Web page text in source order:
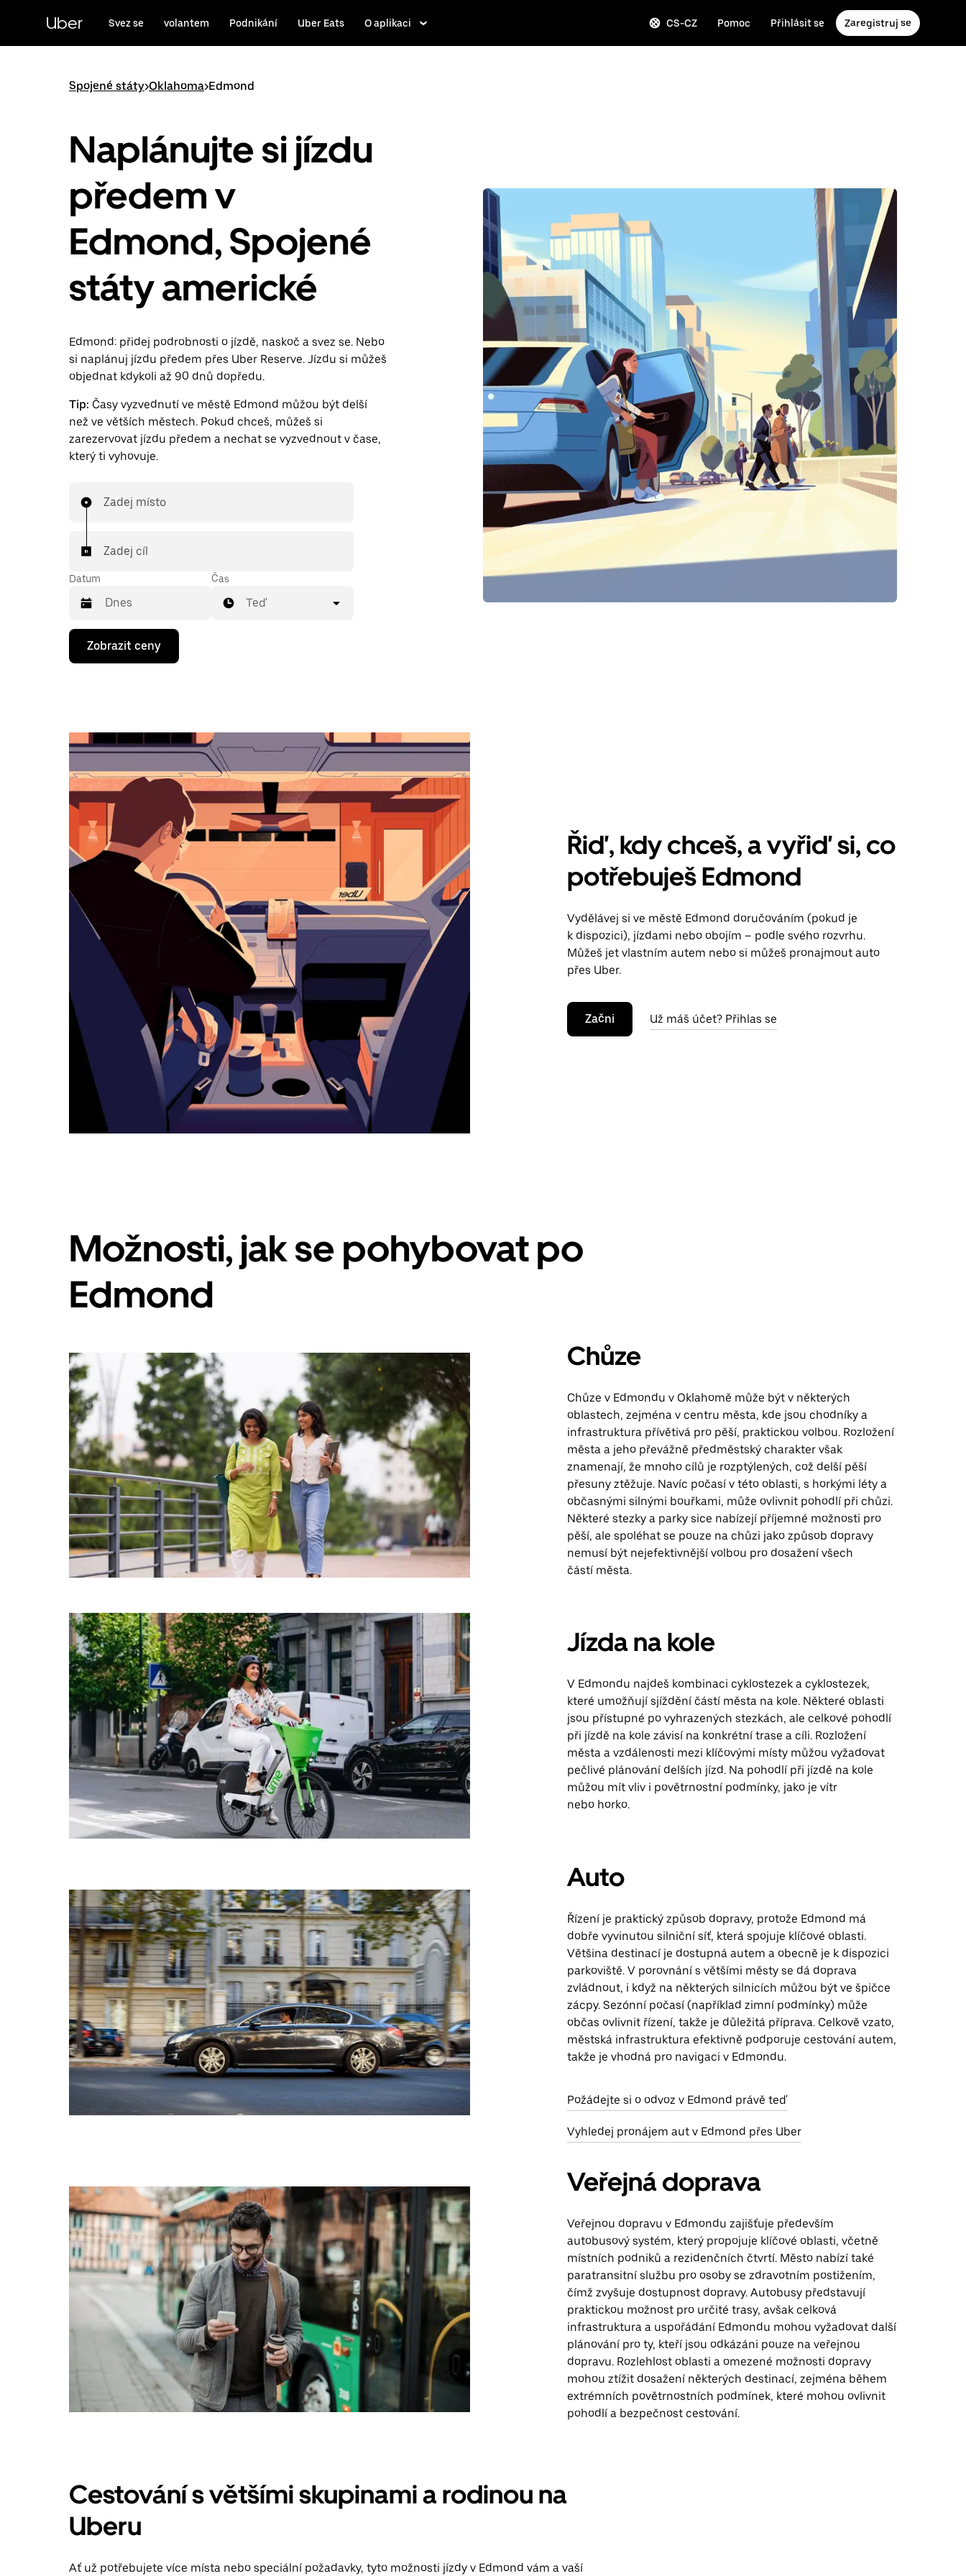
obsah
Uber Svez se volantem Podnikání Uber Eats O aplikaci CS-CZ Pomoc Přihlásit se Zaregistruj se
Spojené státy>Oklahoma>Edmond
Naplánujte si jízdu
předem v
Edmond, Spojené
státy americké
Edmond: přidej podrobnosti o jízdě, naskoč a svez se. Nebo
si naplánuj jízdu předem přes Uber Reserve. Jízdu si můžeš
objednat kdykoli až 90 dnů dopředu.
Tip: Časy vyzvednutí ve městě Edmond můžou být delší
než ve větších městech. Pokud chceš, můžeš si
zarezervovat jízdu předem a nechat se vyzvednout v čase,
který ti vyhovuje.
Zadej místo
Zadej cíl
Datum
Stisknutím
klávesy
se
vybrat
datum.
klávesy
Esc
zavřeš
kalendář.
Čas
Teď
Zobrazit ceny
Řiď, kdy chceš, a vyřiď si, co
potřebuješ Edmond
Vydělávej si ve městě Edmond doručováním (pokud je
k dispozici), jízdami nebo obojím – podle svého rozvrhu.
Můžeš jet vlastním autem nebo si můžeš pronajmout auto
přes Uber.
Začni Už máš účet? Přihlas se
Možnosti, jak se pohybovat po
Edmond
Chůze
Chůze v Edmondu v Oklahomě může být v některých
oblastech, zejména v centru města, kde jsou chodníky a
infrastruktura přívětivá pro pěší, praktickou volbou. Rozložení
města a jeho převážně předměstský charakter však
znamenají, že mnoho cílů je rozptýlených, což delší pěší
přesuny ztěžuje. Navíc počasí v této oblasti, s horkými léty a
občasnými silnými bouřkami, může ovlivnit pohodlí při chůzi.
Některé stezky a parky sice nabízejí příjemné možnosti pro
pěší, ale spoléhat se pouze na chůzi jako způsob dopravy
nemusí být nejefektivnější volbou pro dosažení všech
částí města.
Jízda na kole
V Edmondu najdeš kombinaci cyklostezek a cyklostezek,
které umožňují sjíždění částí města na kole. Některé oblasti
jsou přístupné po vyhrazených stezkách, ale celkové pohodlí
při jízdě na kole závisí na konkrétní trase a cíli. Rozložení
města a vzdálenosti mezi klíčovými místy můžou vyžadovat
pečlivé plánování delších jízd. Na pohodlí při jízdě na kole
můžou mít vliv i povětrnostní podmínky, jako je vítr
nebo horko.
Auto
Řízení je praktický způsob dopravy, protože Edmond má
dobře vyvinutou silniční síť, která spojuje klíčové oblasti.
Většina destinací je dostupná autem a obecně je k dispozici
parkoviště. V porovnání s většími městy se dá doprava
zvládnout, i když na některých silnicích můžou být ve špičce
zácpy. Sezónní počasí (například zimní podmínky) může
občas ovlivnit řízení, takže je důležitá příprava. Celkově vzato,
městská infrastruktura efektivně podporuje cestování autem,
takže je vhodná pro navigaci v Edmondu.
Požádejte si o odvoz v Edmond právě teď
Vyhledej pronájem aut v Edmond přes Uber
Veřejná doprava
Veřejnou dopravu v Edmondu zajišťuje především
autobusový systém, který propojuje klíčové oblasti, včetně
místních podniků a rezidenčních čtvrtí. Město nabízí také
paratransitní službu pro osoby se zdravotním postižením,
čímž zvyšuje dostupnost dopravy. Autobusy představují
praktickou možnost pro určité trasy, avšak celková
infrastruktura a uspořádání Edmondu mohou vyžadovat další
plánování pro ty, kteří jsou odkázáni pouze na veřejnou
dopravu. Rozlehlost oblasti a omezené možnosti dopravy
mohou ztížit dosažení některých destinací, zejména během
extrémních povětrnostních podmínek, které mohou ovlivnit
pohodlí a bezpečnost cestování.
Cestování s většími skupinami a rodinou na
Uberu
Ať už potřebujete více místa nebo speciální požadavky, tyto možnosti jízdy v Edmond vám a vaší